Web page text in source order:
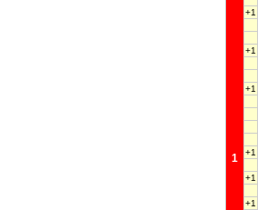
1
+1
+1
+1
+1
+1
+1